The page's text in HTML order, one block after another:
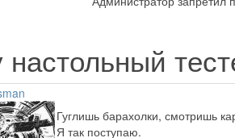
настольный
Гуглишь барахолки, смотришь
Я так поступаю.